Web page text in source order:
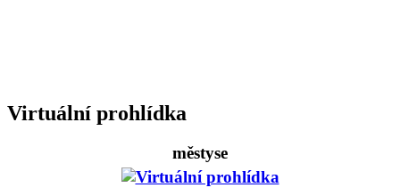
Virtuální prohlídka
městyse